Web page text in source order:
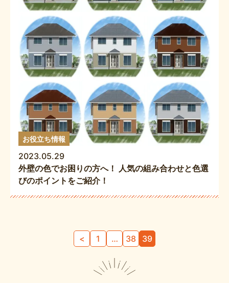
お役立ち情報
2023.05.29
外壁の色でお困りの方へ！ 人気の組み合わせと色選
びのポイントをご紹介！
< 1 … 38 39